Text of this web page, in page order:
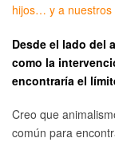
hijos… y a nuestros
Desde el lado del
como la
encontraría el
Creo que
común para